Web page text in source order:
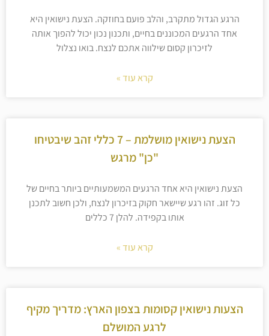
הרגע הגדול מתקרב, והלב פועם בחוזקה. הצעת נישואין היא
אחד הרגעים המכוננים בחיים, ותכנון נכון יכול להפוך אותה
לזיכרון קסום שילווה אתכם לנצח. בואו נצלול
קרא עוד »
הצעת נישואין מושלמת – 7 כללי זהב שיבטיחו
"כן" מרגש
הצעת נישואין היא אחד הרגעים המשמעותיים ביותר בחיים של
כל זוג. זהו רגע שיישאר חקוק בזיכרון לנצח, ולכן חשוב לתכנן
אותו בקפידה. להלן 7 כללים
קרא עוד »
הצעות נישואין קסומות בצפון הארץ: מדריך מקיף
לרגע המושלם